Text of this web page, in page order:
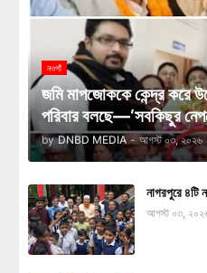
নওগাঁ
জমি মাপজোককে কেন্দ্র করে
পরিবার বলছে—‘সবকিছুর
by DNBD MEDIA - আগস্ট ০৩, ২০২৬
নাগরপুরে
আগস্ট ০৩,